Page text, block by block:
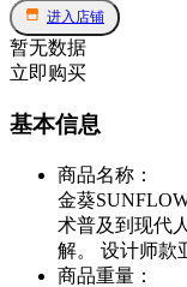
进入店铺
暂无数据
立即购买
基本信息
商品名称 ：
金葵
术普及到现代
解。 设计师款
商品重量 ：